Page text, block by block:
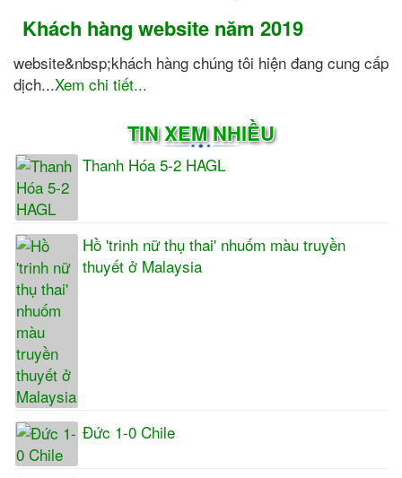
Khách hàng website năm 2019
website&nbsp;khách hàng chúng tôi hiện đang cung cấp
dịch...Xem chi tiết...
TIN XEM NHIỀU
Thanh Hóa 5-2 HAGL
Hồ 'trinh nữ thụ thai' nhuốm màu truyền
thuyết ở Malaysia
Đức 1-0 Chile